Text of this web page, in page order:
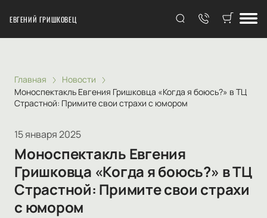
ЕВГЕНИЙ ГРИШКОВЕЦ
Главная
Новости
Моноспектакль Евгения Гришковца «Когда я боюсь?» в ТЦ
Страстной: Примите свои страхи с юмором
15 января 2025
Моноспектакль Евгения
Гришковца «Когда я боюсь?» в ТЦ
Страстной: Примите свои страхи
с юмором